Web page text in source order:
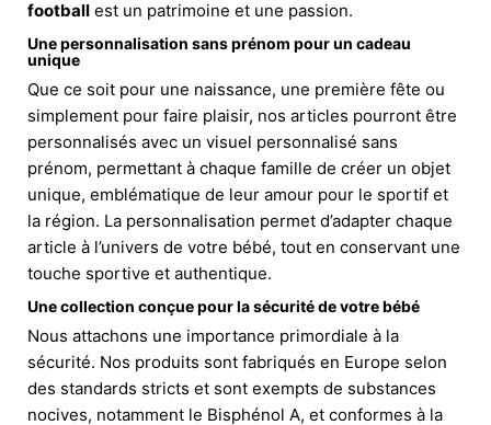
football est un patrimoine et une passion.
Une personnalisation sans prénom pour un cadeau
unique
Que ce soit pour une naissance, une première fête ou
simplement pour faire plaisir, nos articles pourront être
personnalisés avec un visuel personnalisé sans
prénom, permettant à chaque famille de créer un objet
unique, emblématique de leur amour pour le sportif et
la région. La personnalisation permet d’adapter chaque
article à l’univers de votre bébé, tout en conservant une
touche sportive et authentique.
Une collection conçue pour la sécurité de votre bébé
Nous attachons une importance primordiale à la
sécurité. Nos produits sont fabriqués en Europe selon
des standards stricts et sont exempts de substances
nocives, notamment le Bisphénol A, et conformes à la